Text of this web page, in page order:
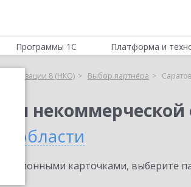
Программы 1С Платформа и
8 (НКО) Выбор партнёра
области
карточками, выберите